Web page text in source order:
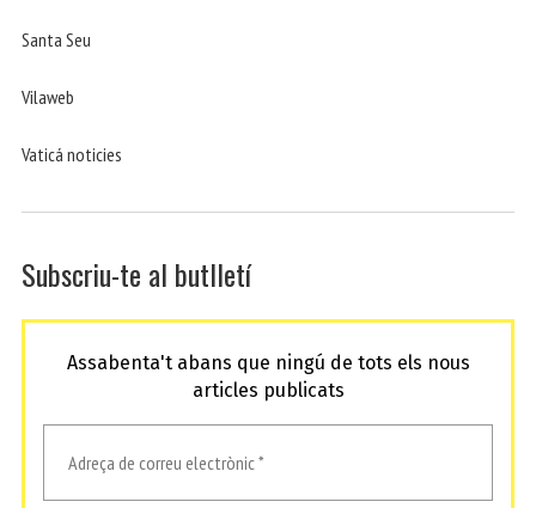
Santa Seu
Vilaweb
Vaticá noticies
Subscriu-te al butlletí
Assabenta't abans que ningú de tots els nous
articles publicats